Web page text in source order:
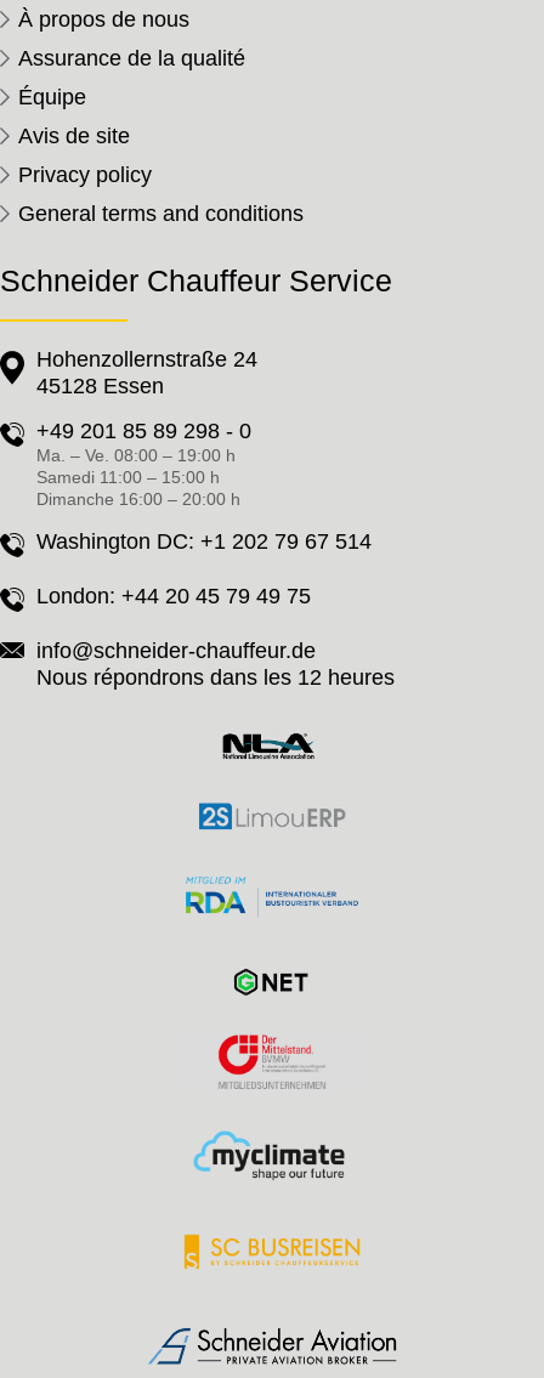
À propos de nous
Assurance de la qualité
Équipe
Avis de site
Privacy policy
General terms and conditions
Schneider Chauffeur Service
Hohenzollernstraße 24
45128 Essen
+49 201 85 89 298 - 0
Ma. – Ve. 08:00 – 19:00 h
Samedi 11:00 – 15:00 h
Dimanche 16:00 – 20:00 h
Washington DC: +1 202 79 67 514
London: +44 20 45 79 49 75
info@schneider-chauffeur.de
Nous répondrons dans les 12 heures